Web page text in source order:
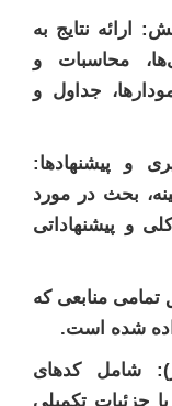
ارائه نتایج به
محاسبات و
جداول و
و پیشنهادها:
بحث در مورد
و پیشنهاداتی
منابعی که
داده شده است.
شامل کدهای
جزئیات تکمیلی